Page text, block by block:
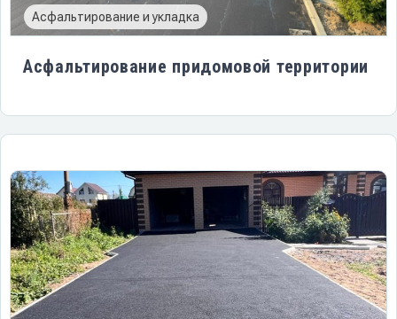
Асфальтирование и укладка
Асфальтирование придомовой территории